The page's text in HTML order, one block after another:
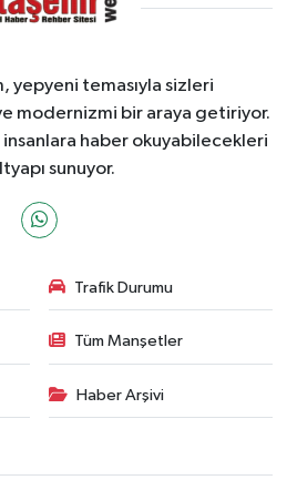
yepyeni temasıyla sizleri
modernizmi bir araya getiriyor.
insanlara haber okuyabilecekleri
sunuyor.
Trafik Durumu
Tüm Manşetler
Haber Arşivi